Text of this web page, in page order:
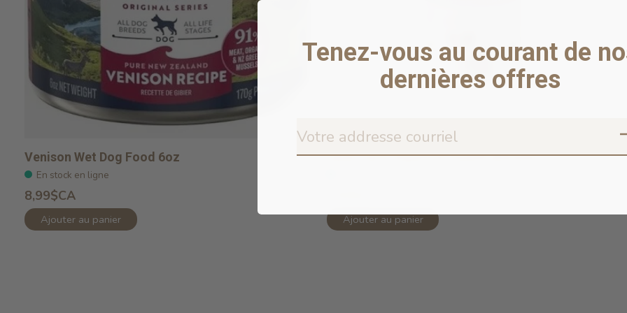
Venison Wet Dog Food 6oz
En stock en ligne
8,99$CA
Ajouter au panier
Open Farm Digestive Health Whitefis...
Ajouter au panier
Tenez-vous au courant de
dernières offres